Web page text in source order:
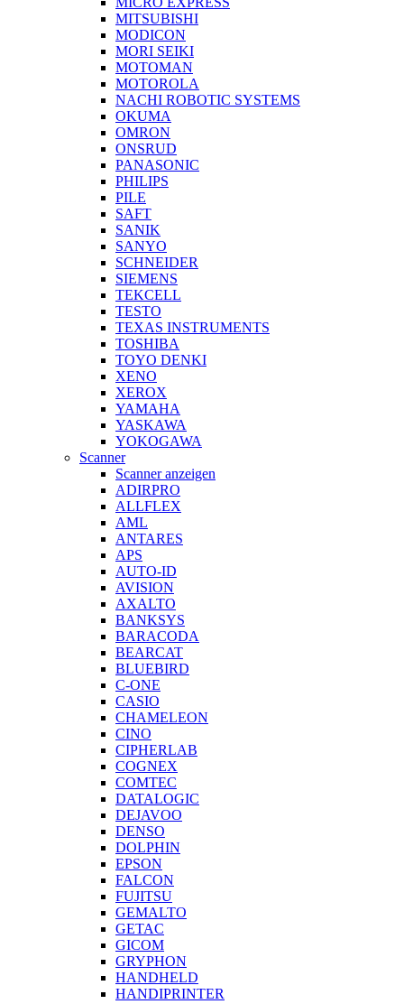
MITSUBISHI
MODICON
MORI SEIKI
MOTOMAN
MOTOROLA
NACHI ROBOTIC SYSTEMS
OKUMA
OMRON
ONSRUD
PANASONIC
PHILIPS
PILE
SAFT
SANIK
SANYO
SCHNEIDER
SIEMENS
TEKCELL
TESTO
TEXAS INSTRUMENTS
TOSHIBA
TOYO DENKI
XENO
XEROX
YAMAHA
YASKAWA
YOKOGAWA
Scanner
Scanner anzeigen
ADIRPRO
ALLFLEX
AML
ANTARES
APS
AUTO-ID
AVISION
AXALTO
BANKSYS
BARACODA
BEARCAT
BLUEBIRD
C-ONE
CASIO
CHAMELEON
CINO
CIPHERLAB
COGNEX
COMTEC
DATALOGIC
DEJAVOO
DENSO
DOLPHIN
EPSON
FALCON
FUJITSU
GEMALTO
GETAC
GICOM
GRYPHON
HANDHELD
HANDIPRINTER